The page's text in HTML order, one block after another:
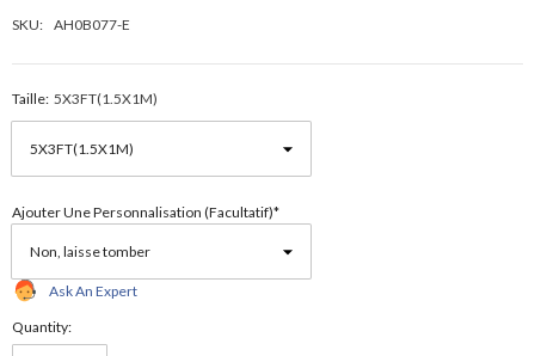
SKU: AH0B077-E
Taille: 5X3FT(1.5X1M)
Ajouter Une Personnalisation (facultatif)*
Ask An Expert
Quantity: